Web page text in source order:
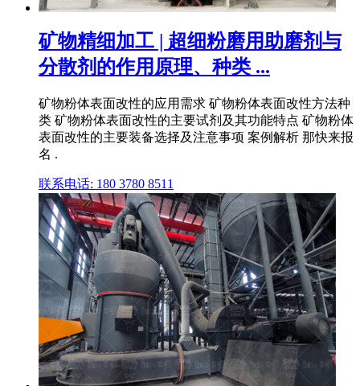
矿物精细加工 | 超细粉磨用助磨剂与
分散剂的作用原理、种类 ...
矿物粉体表面改性的应用需求 矿物粉体表面改性方法种
类 矿物粉体表面改性的主要试剂及其功能特点 矿物粉体
表面改性的主要装备选择及注意事项 案例解析 那快来报
名 .
联系电话: 180 3780 8511